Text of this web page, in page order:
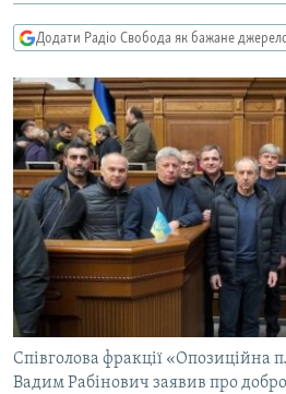
СПОРТ
СВІТ
ТИ ЯК?
КИТАЙ.ВИКЛИКИ
МУЛЬТИМЕДІА
ФОТО
СПЕЦПРОЄКТИ
ПОДКАСТИ
КРИМ РЕАЛІЇ
РУС
УКР
Додати Радіо Свобода як бажане
Співголова фракції «Опозиційна
Вадим Рабінович заявив про